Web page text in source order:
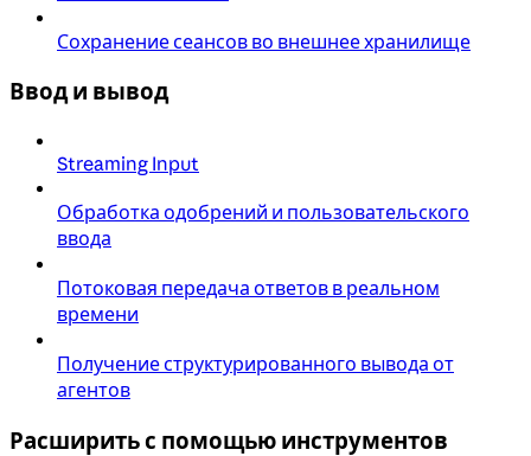
Сохранение сеансов во внешнее хранилище
Ввод и вывод
Streaming Input
Обработка одобрений и пользовательского
ввода
Потоковая передача ответов в реальном
времени
Получение структурированного вывода от
агентов
Расширить с помощью инструментов